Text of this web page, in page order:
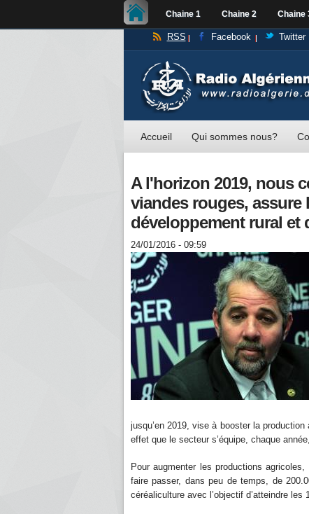
Chaine 1 Chaine 2 Chaine
RSS Facebook Twitter
Accueil Qui sommes nous?
A l'horizon 2019, nous
viandes rouges,
développement rural et
24/01/2016 - 09:59
jusqu’en 2019, vise à booster la
effet que le secteur s’équipe, chaque
Pour augmenter les productions
faire passer, dans peu de temps, de
céréaliculture avec l’objectif d’atteindre